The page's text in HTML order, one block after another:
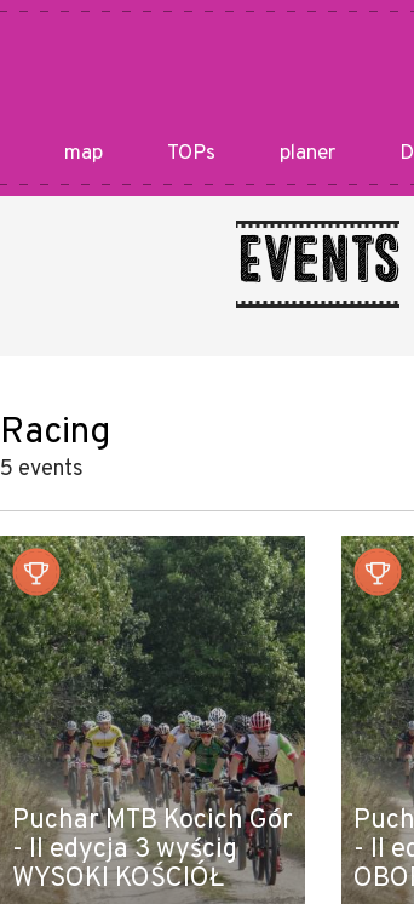
map TOPs planer
Events
Racing
5 events
Puchar MTB Kocich Gór
- II edycja 3 wyścig
WYSOKI KOŚCIÓŁ
- II